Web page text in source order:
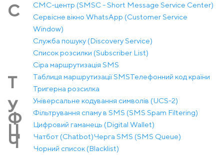
С
СМС-центр (SMSC - Short Message Service Center)
Сервісне вікно WhatsApp (Customer Service
Window)
Служба пошуку (Discovery Service)
Список розсилки (Subscriber List)
Сіра маршрутизація SMS
Т Таблиця маршрутизації SMSТелефонний код країни
Тригерна розсилка
У Універсальне кодування символів (UCS-2)
Ф Фільтрування спаму в SMS (SMS Spam Filtering)
Ц Цифровий гаманець (Digital Wallet)
Ч Чатбот (Chatbot)Черга SMS (SMS Queue)
Чорний список (Blacklist)